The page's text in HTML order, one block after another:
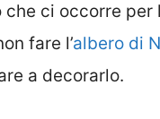
ci occorre per
fare l’albero di
a decorarlo.